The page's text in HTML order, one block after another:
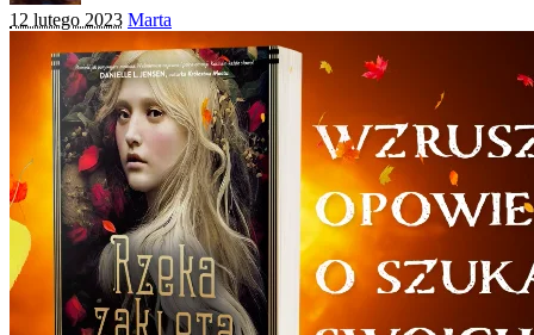
12 lutego 2023 Posted
by
Marta